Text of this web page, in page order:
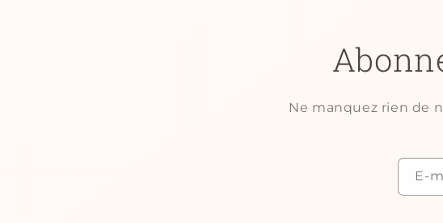
Ne manquez rien de
E-